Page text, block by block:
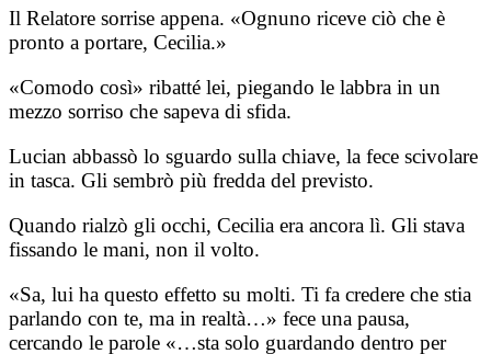
Il Relatore sorrise appena. «Ognuno riceve ciò che è
pronto a portare, Cecilia.»
«Comodo così» ribatté lei, piegando le labbra in un
mezzo sorriso che sapeva di sfida.
Lucian abbassò lo sguardo sulla chiave, la fece scivolare
in tasca. Gli sembrò più fredda del previsto.
Quando rialzò gli occhi, Cecilia era ancora lì. Gli stava
fissando le mani, non il volto.
«Sa, lui ha questo effetto su molti. Ti fa credere che stia
parlando con te, ma in realtà…» fece una pausa,
cercando le parole «…sta solo guardando dentro per